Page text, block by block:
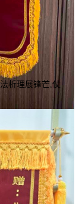
析理展锋芒,仗